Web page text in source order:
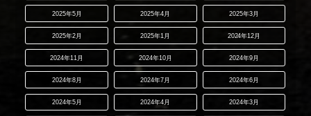
2025年5月 2025年4月 2025年3月
2025年2月 2025年1月 2024年12月
2024年11月 2024年10月 2024年9月
2024年8月 2024年7月 2024年6月
2024年5月 2024年4月 2024年3月